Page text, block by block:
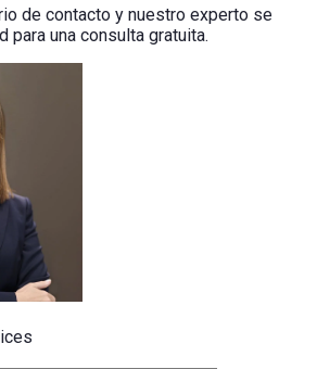
de contacto y nuestro experto se
para una consulta gratuita.